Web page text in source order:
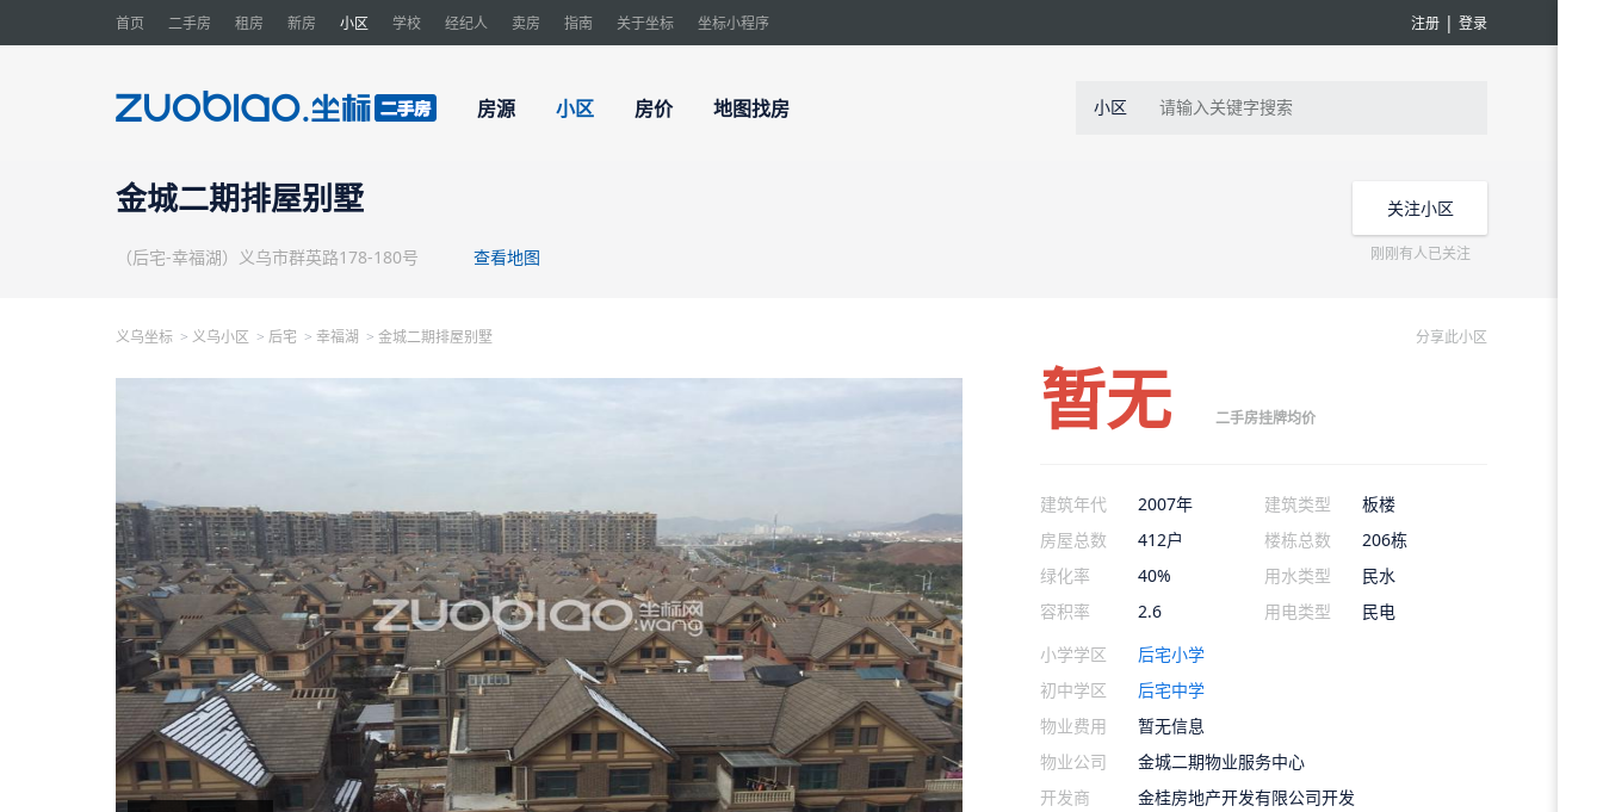
首页 二手房 租房 新房 小区 学校 经纪人 卖房 指南 关于坐标 坐标小程序 注册 | 登录
房源 小区 房价 地图找房 小区
金城二期排屋别墅
（后宅-幸福湖）义乌市群英路178-180号 查看地图
关注小区
刚刚有人已关注
义乌坐标 > 义乌小区 > 后宅 > 幸福湖 > 金城二期排屋别墅 分享此小区
暂无 二手房挂牌均价
建筑年代
2007年
房屋总数
412户
绿化率
40%
容积率
2.6
建筑类型
板楼
楼栋总数
206栋
用水类型
民水
用电类型
民电
小学学区
后宅小学
初中学区
后宅中学
物业费用
暂无信息
物业公司
金城二期物业服务中心
开发商
金桂房地产开发有限公司开发